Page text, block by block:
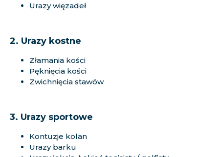
Urazy więzadeł
2. Urazy kostne
Złamania kości
Pęknięcia kości
Zwichnięcia stawów
3. Urazy sportowe
Kontuzje kolan
Urazy barku